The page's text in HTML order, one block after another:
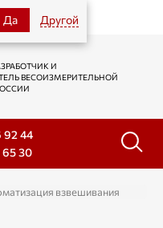
Да Другой
И
ВЕСОИЗМЕРИТЕЛЬНОЙ
92 44
30
взвешивания